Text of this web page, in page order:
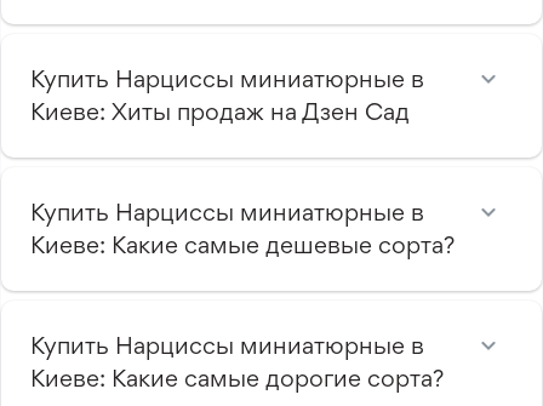
Купить Нарциссы миниатюрные в
Киеве: Хиты продаж на Дзен Сад
Купить Нарциссы миниатюрные в
Киеве: Какие самые дешевые сорта?
Купить Нарциссы миниатюрные в
Киеве: Какие самые дорогие сорта?